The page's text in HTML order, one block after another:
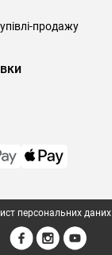
продажу
персональних даних